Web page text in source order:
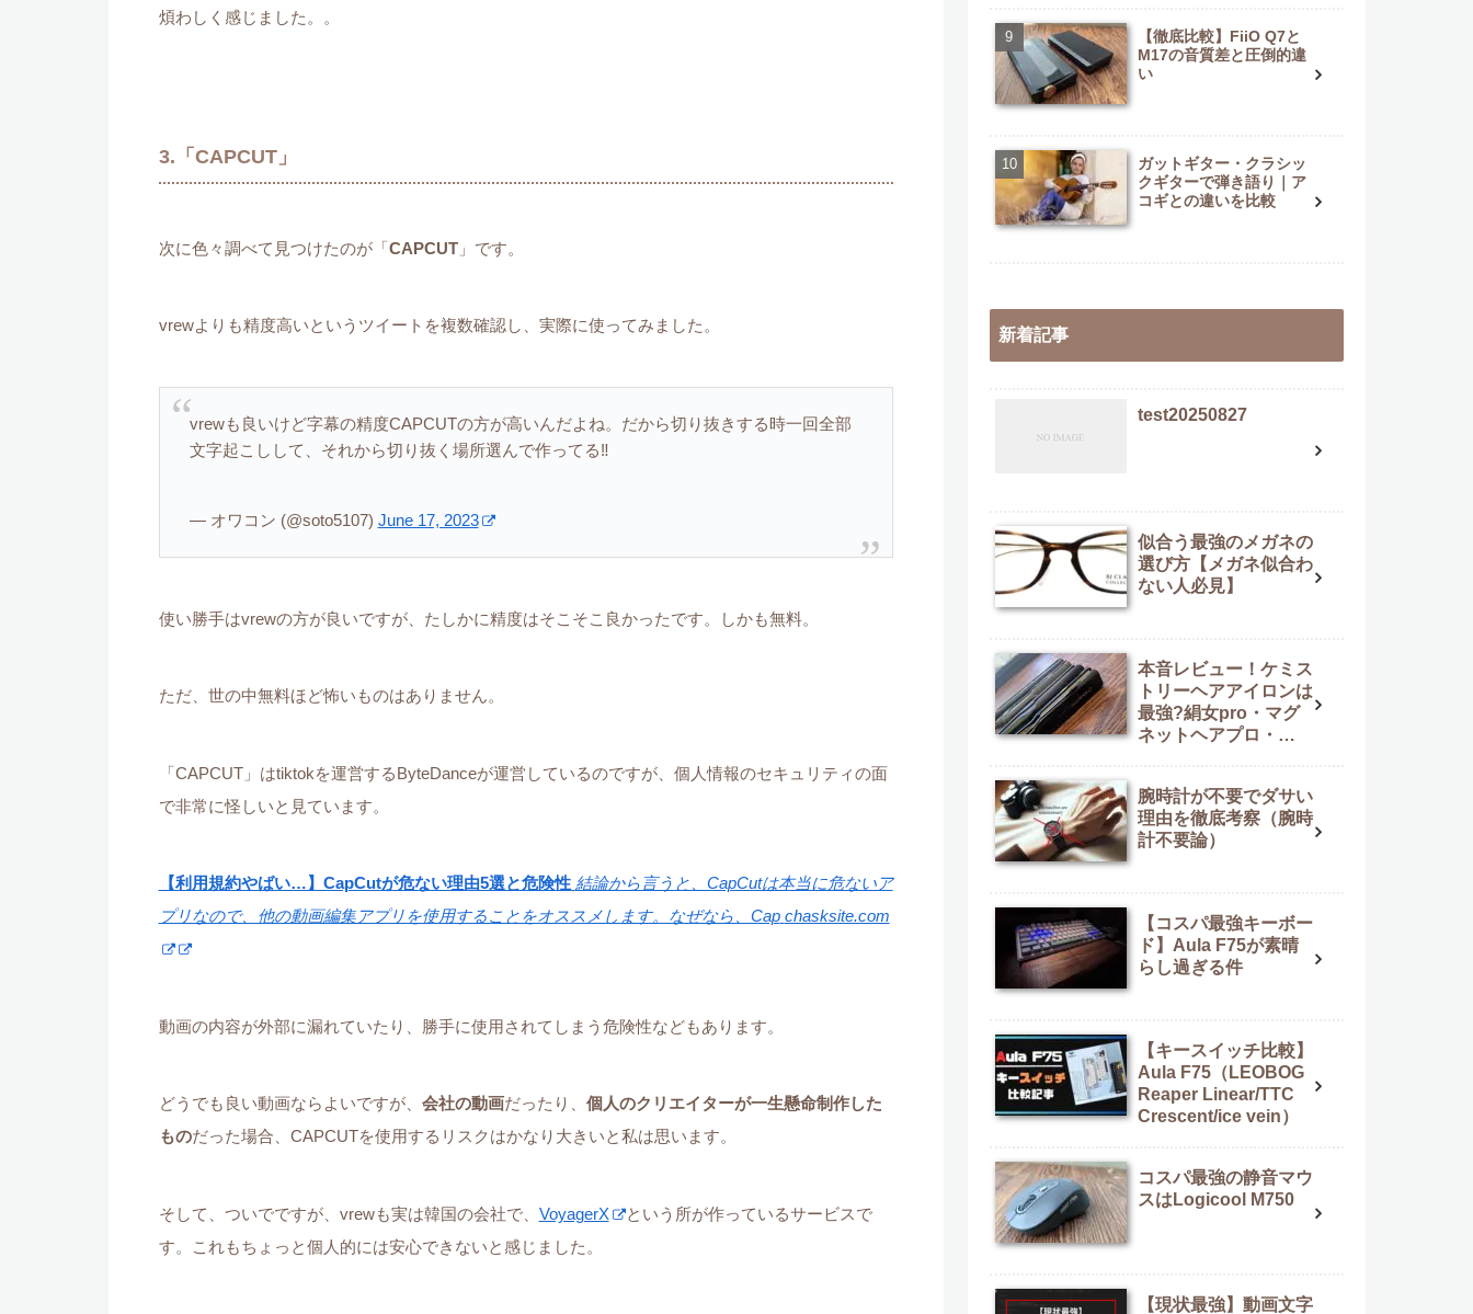
煩わしく感じました。。
3.「CAPCUT」
次に色々調べて見つけたのが「CAPCUT」です。
vrewよりも精度高いというツイートを複数確認し、実際に使ってみました。
vrewも良いけど字幕の精度CAPCUTの方が高いんだよね。だから切り抜きする時一回全部
文字起こしして、それから切り抜く場所選んで作ってる‼️
— オワコン (@soto5107) June 17, 2023
使い勝手はvrewの方が良いですが、たしかに精度はそこそこ良かったです。しかも無料。
ただ、世の中無料ほど怖いものはありません。
「CAPCUT」はtiktokを運営するByteDanceが運営しているのですが、個人情報のセキュリティの面
で非常に怪しいと見ています。
【利用規約やばい…】CapCutが危ない理由5選と危険性 結論から言うと、CapCutは本当に危ないア
プリなので、他の動画編集アプリを使用することをオススメします。なぜなら、Cap chasksite.com
動画の内容が外部に漏れていたり、勝手に使用されてしまう危険性などもあります。
どうでも良い動画ならよいですが、 会社の動画だったり、 個人のクリエイターが一生懸命制作した
ものだった場合、CAPCUTを使用するリスクはかなり大きいと私は思います。
そして、ついでですが、vrewも実は韓国の会社で、 VoyagerX
という所が作っているサービスで
す。これもちょっと個人的には安心できないと感じました。
【徹底比較】FiiO Q7と
M17の音質差と圧倒的違
い
ガットギター・クラシッ
クギターで弾き語り｜ア
コギとの違いを比較
新着記事
test20250827
似合う最強のメガネの
選び方【メガネ似合わ
ない人必見】
本音レビュー！ケミス
トリーヘアアイロンは
最強?絹女pro・マグ
ネットヘアプロ・
腕時計が不要でダサい
理由を徹底考察（腕時
計不要論）
【コスパ最強キーボー
ド】Aula F75が素晴
らし過ぎる件
【キースイッチ比較】
Aula F75（LEOBOG
Reaper Linear/TTC
Crescent/ice vein）
コスパ最強の静音マウ
スはLogicool M750
【現状最強】動画文字